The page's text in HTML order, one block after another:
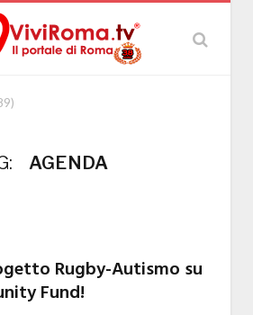
AGENDA
Rugby-Autismo su
Fund!